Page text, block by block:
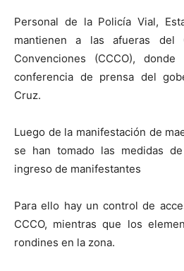
Personal de la Policía Vial,
mantienen a las afueras del
Convenciones (CCCO),
conferencia de prensa del
Cruz.
Luego de la manifestación de
se han tomado las medidas
ingreso de manifestantes
Para ello hay un control de
CCCO, mientras que los
rondines en la zona.